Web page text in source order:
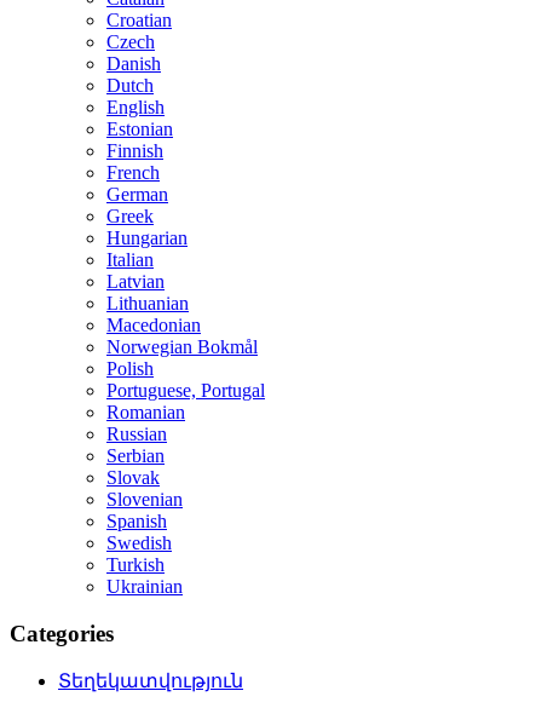
Croatian
Czech
Danish
Dutch
English
Estonian
Finnish
French
German
Greek
Hungarian
Italian
Latvian
Lithuanian
Macedonian
Norwegian Bokmål
Polish
Portuguese, Portugal
Romanian
Russian
Serbian
Slovak
Slovenian
Spanish
Swedish
Turkish
Ukrainian
Categories
Տեղեկատվություն